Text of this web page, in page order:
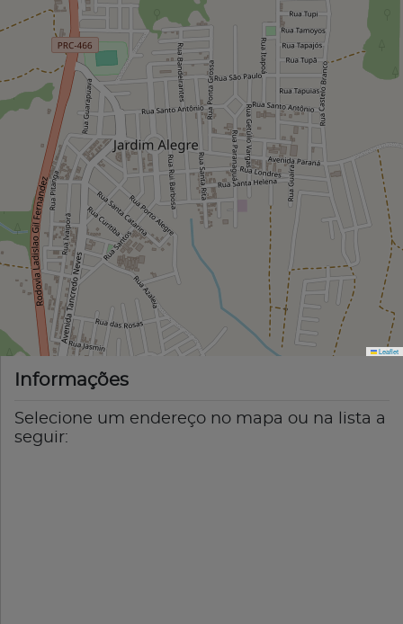
Leaflet
Informações
Selecione um endereço no mapa ou na lista a
seguir: